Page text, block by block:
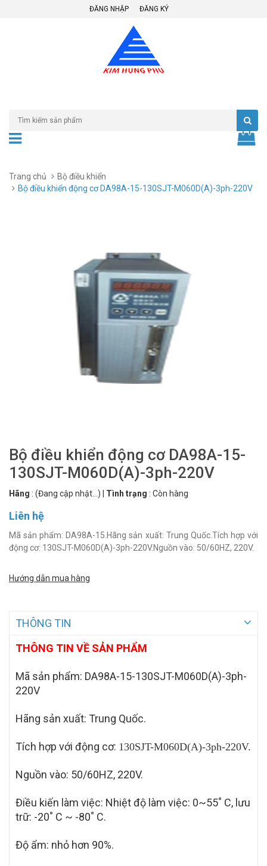
ĐĂNG NHẬP ĐĂNG KÝ
Trang chủ
Bộ điều khiển
Bộ điều khiển động cơ DA98A-15-130SJT-M060D(A)-3ph-220V
Bộ điều khiển động cơ DA98A-15-
130SJT-M060D(A)-3ph-220V
Hãng : (Đang cập nhật...) Tình trạng : Còn hàng
Liên hệ
Mã sản phẩm: DA98A-15.Hãng sản xuất: Trung Quốc.Tích hợp với
động cơ: 130SJT-M060D(A)-3ph-220V.Nguồn vào: 50/60HZ, 220V.
Hướng dẫn mua hàng
THÔNG TIN
THÔNG TIN VỀ SẢN PHẨM
Mã sản phẩm: DA98A-15-130SJT-M060D(A)-3ph-
220V
Hãng sản xuất: Trung Quốc.
Tích hợp với động cơ: 130SJT-M060D(A)-3ph-220V.
Nguồn vào: 50/60HZ, 220V.
Điều kiến làm việc: Nhiệt độ làm việc: 0~55˚ C, lưu
trữ: -20˚ C ~ -80˚ C.
Độ ẩm: nhỏ hơn 90%.